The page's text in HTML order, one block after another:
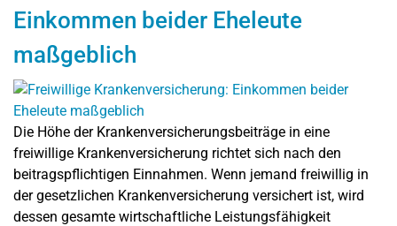
Einkommen beider Eheleute
maßgeblich
Die Höhe der Krankenversicherungsbeiträge in eine
freiwillige Krankenversicherung richtet sich nach den
beitragspflichtigen Einnahmen. Wenn jemand freiwillig in
der gesetzlichen Krankenversicherung versichert ist, wird
dessen gesamte wirtschaftliche Leistungsfähigkeit